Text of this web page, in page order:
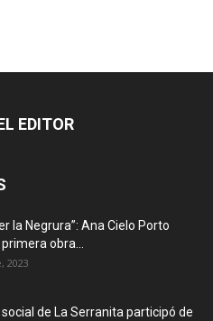
EDITOR
la Negrura”: Ana Cielo Porto
obra...
2023
de La Serranita participó de